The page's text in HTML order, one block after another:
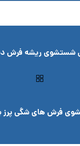
شستشوی ریشه فرش
فرش های شگی پرز